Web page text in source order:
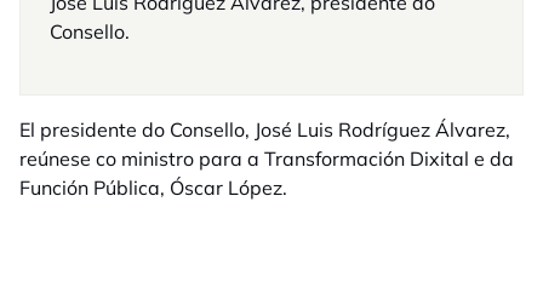
Consello.
El presidente do Consello, José Luis Rodríguez Álvarez,
reúnese co ministro para a Transformación Dixital e da
Función Pública, Óscar López.